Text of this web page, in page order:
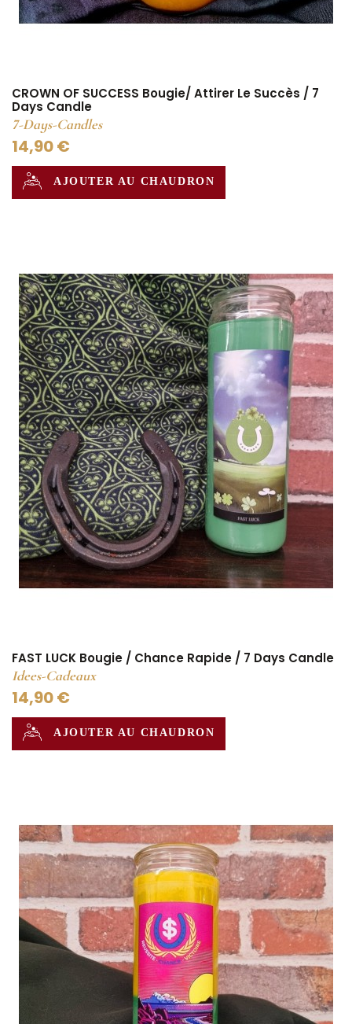
CROWN OF SUCCESS Bougie/ Attirer Le Succès / 7
Days Candle
7-Days-Candles
14,90 €
AJOUTER AU CHAUDRON
FAST LUCK Bougie / Chance Rapide / 7 Days Candle
Idees-Cadeaux
14,90 €
AJOUTER AU CHAUDRON